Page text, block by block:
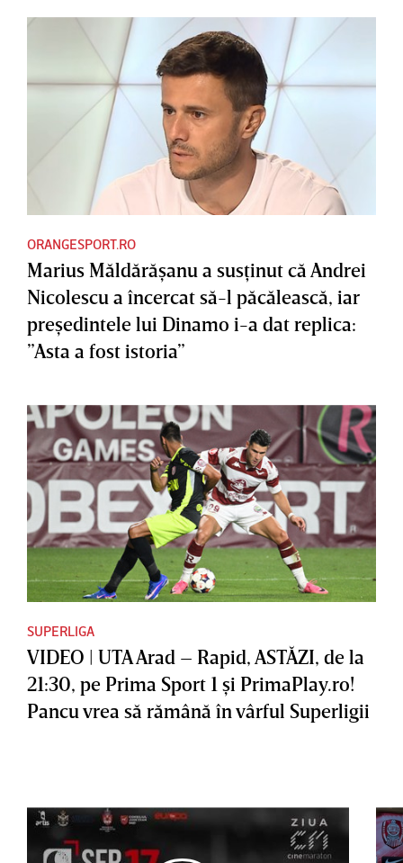
ORANGESPORT.RO
Marius Măldărăşanu a susţinut că Andrei
Nicolescu a încercat să-l păcălească, iar
preşedintele lui Dinamo i-a dat replica:
”Asta a fost istoria”
SUPERLIGA
VIDEO | UTA Arad – Rapid, ASTĂZI, de la
21:30, pe Prima Sport 1 şi PrimaPlay.ro!
Pancu vrea să rămână în vârful Superligii